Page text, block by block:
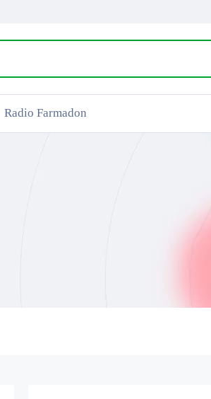
Radio Farmadon